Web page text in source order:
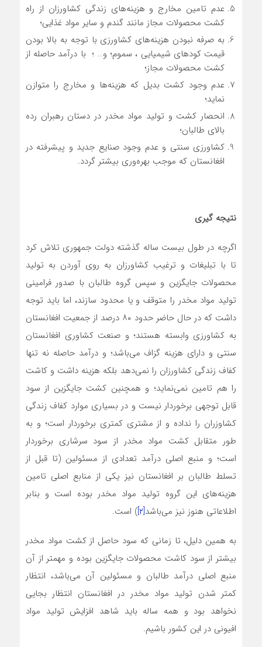
عدم تامین مخارج و هزینه‌های زندگی کشاورزان از راه
کشت محصولات مجاز مانند گندم و سایر مواد غذایی؛
به صرفه نبودن هزینه‌های کشاورزی با توجه به بالا بودن
قیمت کود‌های شیمیایی ، سموم؛ و… ؛ با درآمد حاصله از
کشت محصولات مجاز؛
عدم وجود کشت بدیل که هزینه‌ها و مخارج را متوازن
نماید؛
انحصار کشت و تولید مواد مخدر در دستان رهبران رده
بالای طالبان؛
کشاورزی سنتی و عدم وجود صنایع جدید و پیشرفته در
افغانستان که موجب بهره‌وری بیشتر گردد.
نتیجه گیری
اگرچه در طول بیست ساله گذشته دولت جمهوری تلاش کرد
تا با تبلیغات و ترغیب کشاورزان به روی آوردن به تولید
محصولات جایگزین و سپس گروه طالبان با صدور فرامینی
تولید مواد مخدر را متوقف و یا محدود سازند، اما باید توجه
داشت که در حال حاضر حدود ۸۰ درصد از جمعیت افغانستان
به کشاورزی وابسته هستند؛ و صنعت کشاوری افغانستان
سنتی و دارای هزینه گزاف می‌باشد؛ و درآمد حاصله نه تنها
کفاف زندگی کشاورزان را نمی‌دهد بلکه هزینه داشت و کاشت
را هم تامین نمی‌نماید؛ و همچنین کشت جایگزین از سود
قابل توجهی برخوردار نیست و در بسیاری موارد کفاف زندگی
کشاوزران را نداده و از مشتری کمتری برخوردار است؛ و به
طور متقابل کشت مواد مخدر از سود سرشاری برخوردار
است؛ و منبع اصلی درآمد تعدادی از مسئولین (تا قبل از
تسلط طالبان بر افغانستان نیز یکی از منابع اصلی تامین
هزینه‌های این گروه تولید مواد مخدر بوده است و بنابر
اطلاعاتی هنوز نیز می‌باشد[۲] ) است.
به همین دلیل، تا زمانی که سود حاصل از کشت مواد مخدر
بیشتر از سود کاشت محصولات جایگزین بوده و مهمتر از آن
منبع اصلی درآمد طالبان و مسئولین آن می‌باشد، انتظار
کمتر شدن تولید مواد مخدر در افغانستان انتظار بجایی
نخواهد بود و همه ساله باید شاهد افزایش تولید مواد
افیونی در این کشور باشیم.